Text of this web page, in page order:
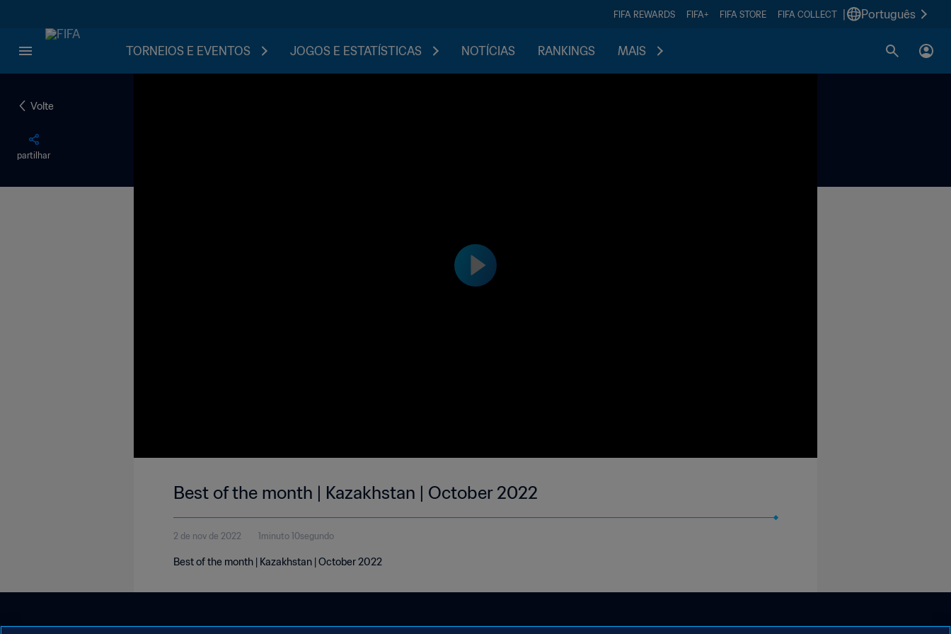
FIFA REWARDS FIFA+ FIFA STORE FIFA COLLECT Português
TORNEIOS E EVENTOS JOGOS E ESTATÍSTICAS NOTÍCIAS RANKINGS MAIS
Volte
partilhar
Best of the month | Kazakhstan | October 2022
2 de nov de 2022 1minuto 10segundo
Best of the month | Kazakhstan | October 2022